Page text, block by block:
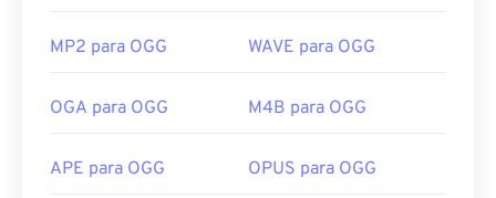
MP2 para OGG WAVE para OGG
OGA para OGG M4B para OGG
APE para OGG OPUS para OGG